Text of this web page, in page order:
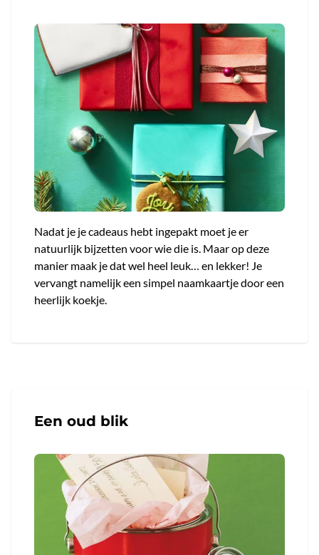
Nadat je je cadeaus hebt ingepakt moet je er
natuurlijk bijzetten voor wie die is. Maar op deze
manier maak je dat wel heel leuk… en lekker! Je
vervangt namelijk een simpel naamkaartje door een
heerlijk koekje.
Een oud blik